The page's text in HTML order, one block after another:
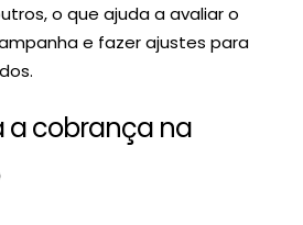
o que ajuda a avaliar o
e fazer ajustes para
a cobrança na